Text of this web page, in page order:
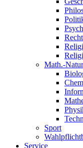
Math.-
Sport
Service